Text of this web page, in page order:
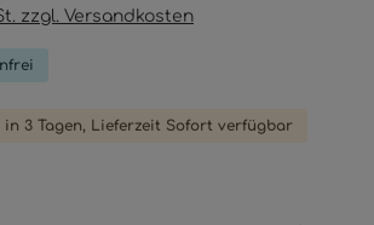
zzgl. Versandkosten
3 Tagen, Lieferzeit Sofort verfügbar